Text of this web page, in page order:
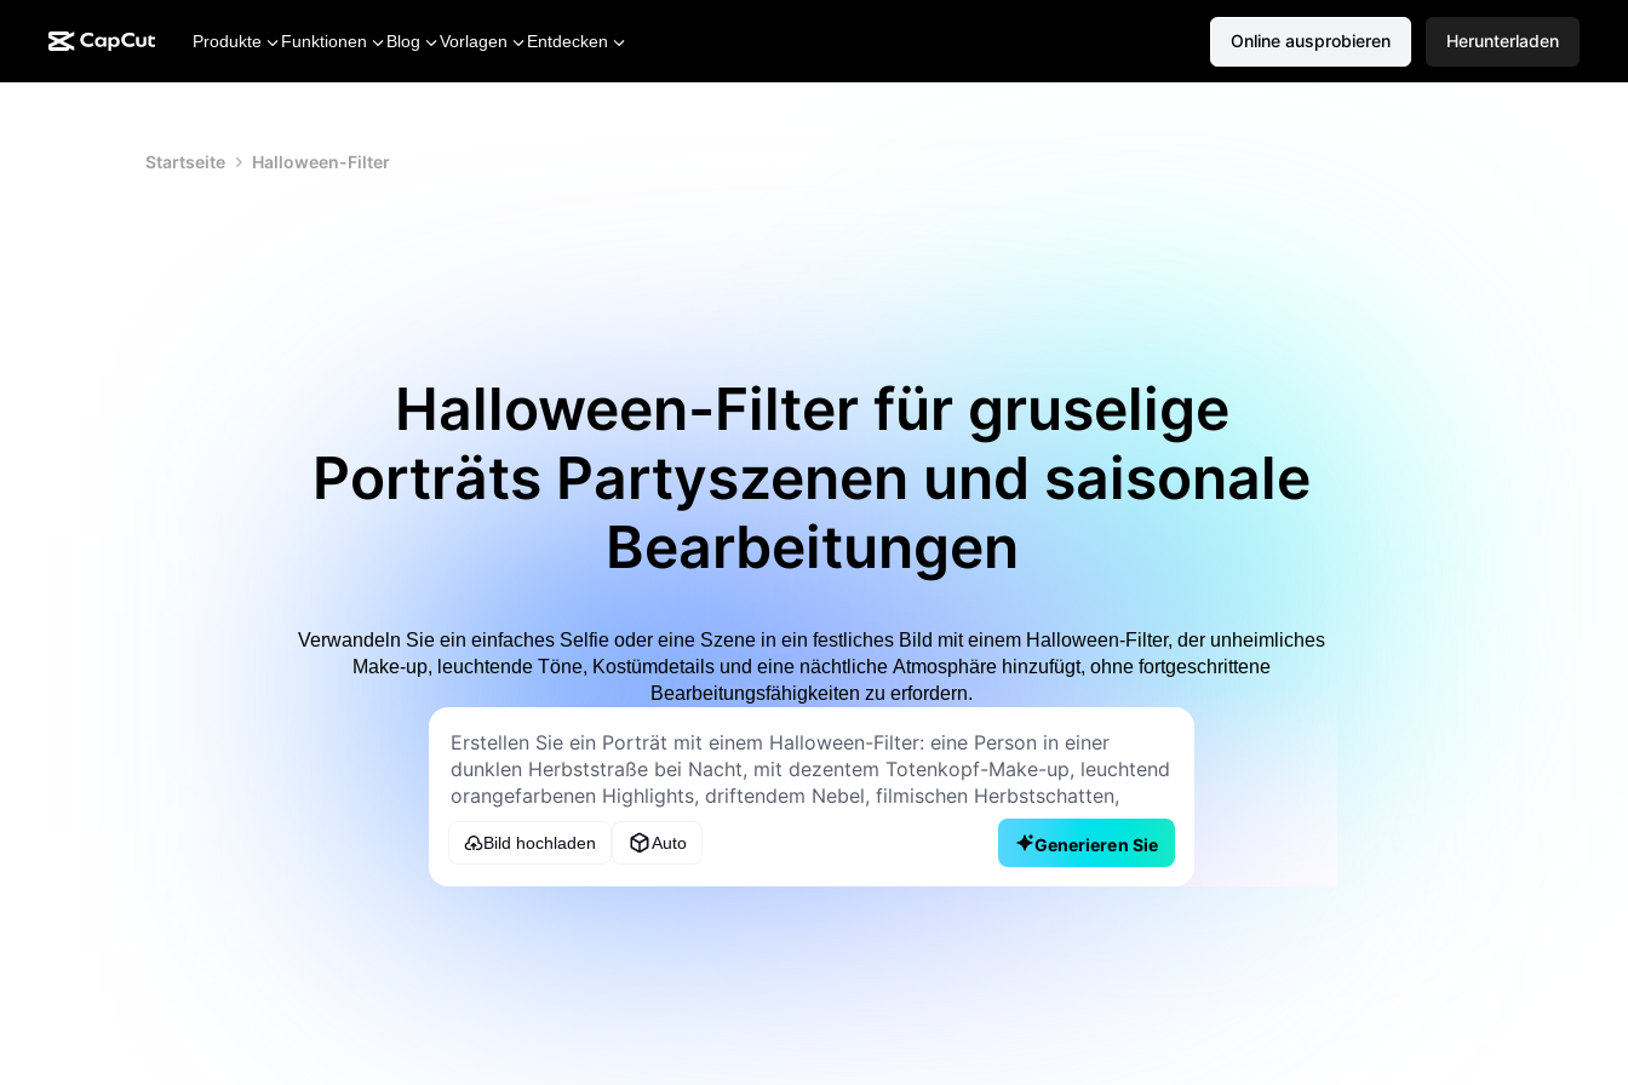
Produkte Funktionen Blog Vorlagen Entdecken Online ausprobieren Herunterladen
Startseite Halloween-Filter
Halloween-Filter für gruselige
Porträts Partyszenen und saisonale
Bearbeitungen
Verwandeln Sie ein einfaches Selfie oder eine Szene in ein festliches Bild mit einem Halloween-Filter, der unheimliches
Make-up, leuchtende Töne, Kostümdetails und eine nächtliche Atmosphäre hinzufügt, ohne fortgeschrittene
Bearbeitungsfähigkeiten zu erfordern.
Bild hochladen Auto Generieren Sie